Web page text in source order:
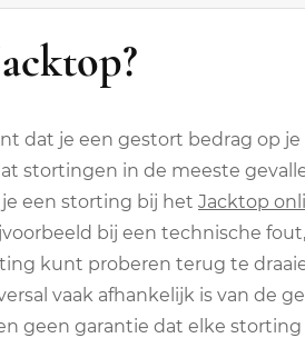
dat je een gestort bedrag op
stortingen in de meeste
een storting bij het Jacktop
bij een technische
kunt proberen terug te
vaak afhankelijk is van de
geen garantie dat elke